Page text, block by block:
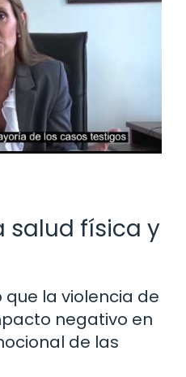
salud física y
la violencia de
negativo en
de las